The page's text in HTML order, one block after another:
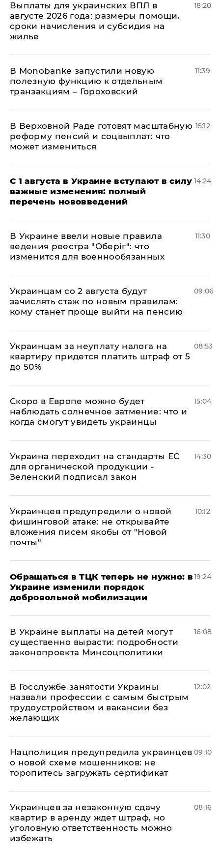
Выплаты для украинских ВПЛ в
августе 2026 года: размеры помощи,
сроки начисления и субсидия на
жилье
18:20
В Мonobankе запустили новую
полезную функцию к отдельным
транзакциям – Гороховский
11:39
В Верховной Раде готовят масштабную
реформу пенсий и соцвыплат: что
может измениться
15:12
С 1 августа в Украине вступают в силу
важные изменения: полный
перечень нововведений
14:24
В Украине ввели новые правила
ведения реестра "Оберіг": что
изменится для военнообязанных
11:30
Украинцам со 2 августа будут
зачислять стаж по новым правилам:
кому станет проще выйти на пенсию
09:06
Украинцам за неуплату налога на
квартиру придется платить штраф от 5
до 50%
08:53
Скоро в Европе можно будет
наблюдать солнечное затмение: что и
когда смогут увидеть украинцы
15:04
Украина переходит на стандарты ЕС
для органической продукции -
Зеленский подписал закон
14:30
Украинцев предупредили о новой
фишинговой атаке: не открывайте
вложения писем якобы от "Новой
почты"
10:12
Обращаться в ТЦК теперь не нужно: в
Украине изменили порядок
добровольной мобилизации
19:24
В Украине выплаты на детей могут
существенно вырасти: подробности
законопроекта Минсоцполитики
16:08
В Госслужбе занятости Украины
назвали профессии с самым быстрым
трудоустройством и вакансии без
желающих
12:02
Нацполиция предупредила украинцев
о новой схеме мошенников: не
торопитесь загружать сертификат
09:10
Украинцев за незаконную сдачу
квартир в аренду ждет штраф, но
уголовную ответственность можно
избежать
08:16